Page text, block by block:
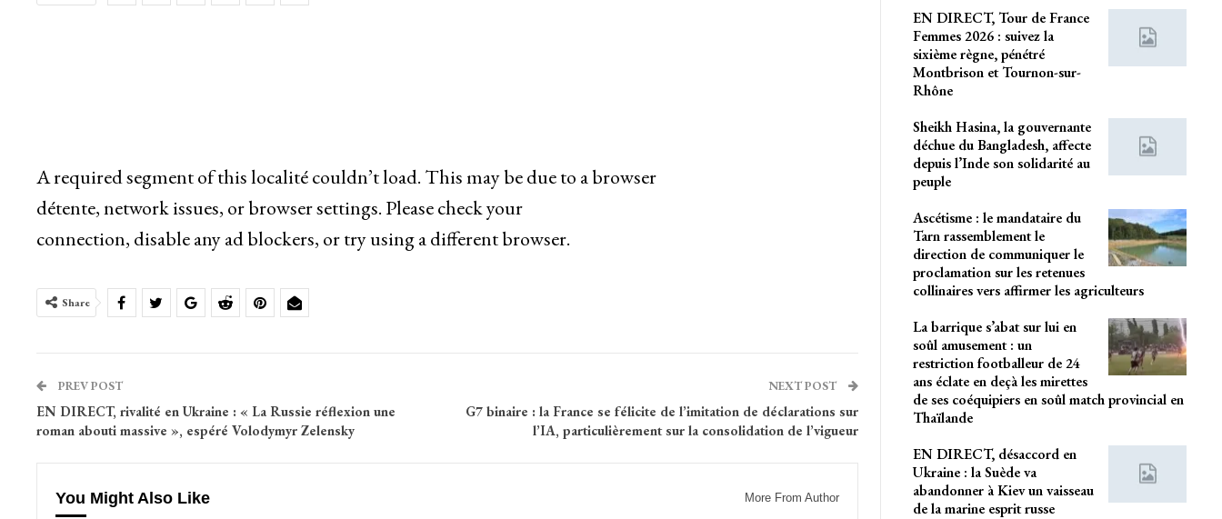
A required segment of this localité couldn’t load. This may be due to a browser
détente, network issues, or browser settings. Please check your
connection, disable any ad blockers, or try using a different browser.
Share
PREV POST
EN DIRECT, rivalité en Ukraine : « La Russie réflexion une
roman abouti massive », espéré Volodymyr Zelensky
NEXT POST
G7 binaire : la France se félicite de l’imitation de déclarations sur
l’IA, particulièrement sur la consolidation de l’vigueur
You Might Also Like More From Author
EN DIRECT, Tour de France
Femmes 2026 : suivez la
sixième règne, pénétré
Montbrison et Tournon-sur-
Rhône
Sheikh Hasina, la gouvernante
déchue du Bangladesh, affecte
depuis l’Inde son solidarité au
peuple
Ascétisme : le mandataire du
Tarn rassemblement le
direction de communiquer le
proclamation sur les retenues
collinaires vers affirmer les agriculteurs
La barrique s’abat sur lui en
soûl amusement : un
restriction footballeur de 24
ans éclate en deçà les mirettes
de ses coéquipiers en soûl match provincial en
Thaïlande
EN DIRECT, désaccord en
Ukraine : la Suède va
abandonner à Kiev un vaisseau
de la marine esprit russe